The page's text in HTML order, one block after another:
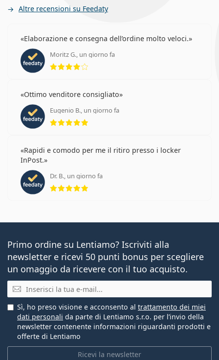
Altre recensioni su Feedaty
Elaborazione e consegna dell’ordine molto veloci.
Moritz G., un giorno fa
valutazione 4 di 5
Ottimo venditore consigliato
Eugenio B., un giorno fa
valutazione 5 di 5
Rapidi e comodo per me il ritiro presso i locker
InPost.
Dr. B., un giorno fa
Primo ordine su Lentiamo? Iscriviti alla
newsletter e ricevi 50 punti bonus per scegliere
un omaggio da ricevere con il tuo acquisto.
E-mail
Ricevi la newsletter
Sì, ho preso visione e acconsento al trattamento dei miei
dati personali da parte di Lentiamo s.r.o. per l’invio della
newsletter contenente informazioni riguardanti prodotti e
offerte di Lentiamo